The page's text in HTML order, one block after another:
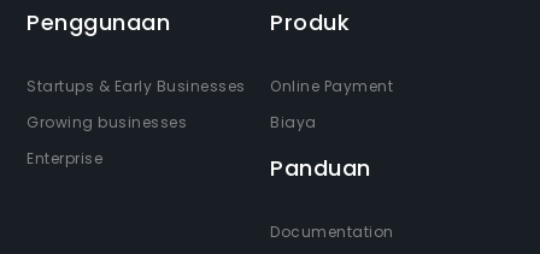
Penggunaan
Startups & Early Businesses
Growing businesses
Enterprise
Produk
Online Payment
Biaya
Panduan
Documentation